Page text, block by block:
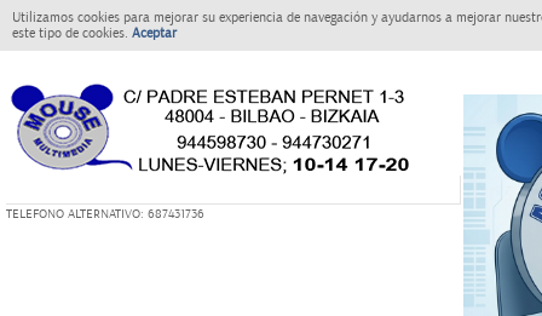
Utilizamos cookies para mejorar su experiencia de navegación y ayudarnos a mejorar
este tipo de cookies. Aceptar
TELEFONO ALTERNATIVO: 687431736